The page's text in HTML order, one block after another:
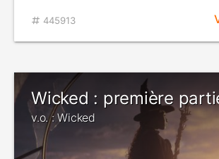
445913
Wicked : première
v.o. : Wicked